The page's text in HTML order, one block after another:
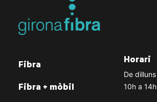
Fibra
Fibra + mòbil
Horari
De
10h a